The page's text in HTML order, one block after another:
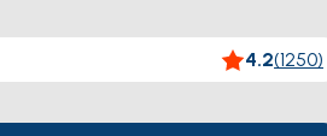
4.2(1250)